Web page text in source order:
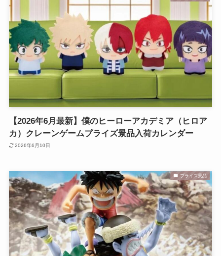
【2026年6月最新】僕のヒーローアカデミア（ヒロア
カ）クレーンゲームプライズ景品入荷カレンダー
2026年6月10日
プライズ景品